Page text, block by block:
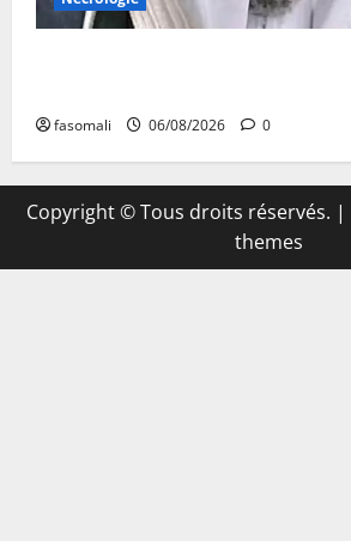
fasomali 06/08/2026 0
Copyright © Tous droits réservés. |
themes